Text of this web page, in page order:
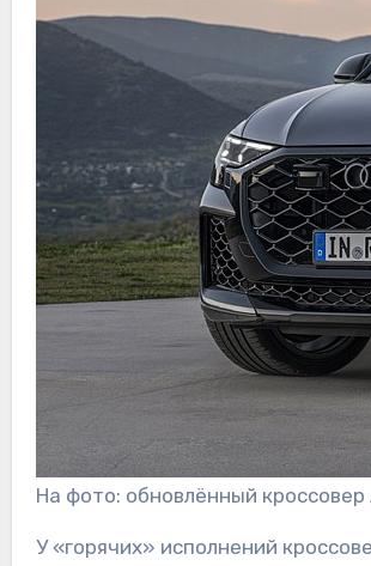
На фото: обновлённый кроссовер
У «горячих» исполнений